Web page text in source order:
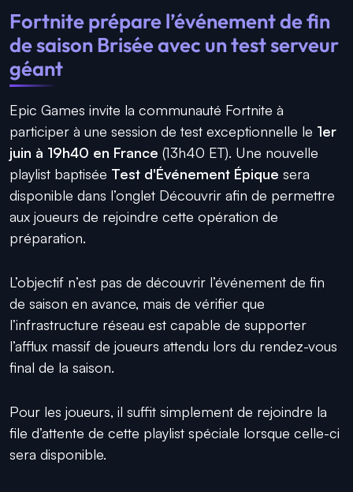
Fortnite prépare l’événement de fin
de saison Brisée avec un test serveur
géant
Epic Games invite la communauté Fortnite à
participer à une session de test exceptionnelle le 1er
juin à 19h40 en France (13h40 ET). Une nouvelle
playlist baptisée Test d'Événement Épique sera
disponible dans l’onglet Découvrir afin de permettre
aux joueurs de rejoindre cette opération de
préparation.
L’objectif n’est pas de découvrir l’événement de fin
de saison en avance, mais de vérifier que
l’infrastructure réseau est capable de supporter
l’afflux massif de joueurs attendu lors du rendez-vous
final de la saison.
Pour les joueurs, il suffit simplement de rejoindre la
file d’attente de cette playlist spéciale lorsque celle-ci
sera disponible.